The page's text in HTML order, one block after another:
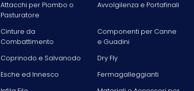
Attacchi per Piombo o
Pasturatore
Avvolgilenza e Portafinali
Cinture da
Combattimento
Componenti per Canne
e Guadini
Coprinodo e Salvanodo
Dry Fly
Esche ed Innesco
Fermagalleggianti